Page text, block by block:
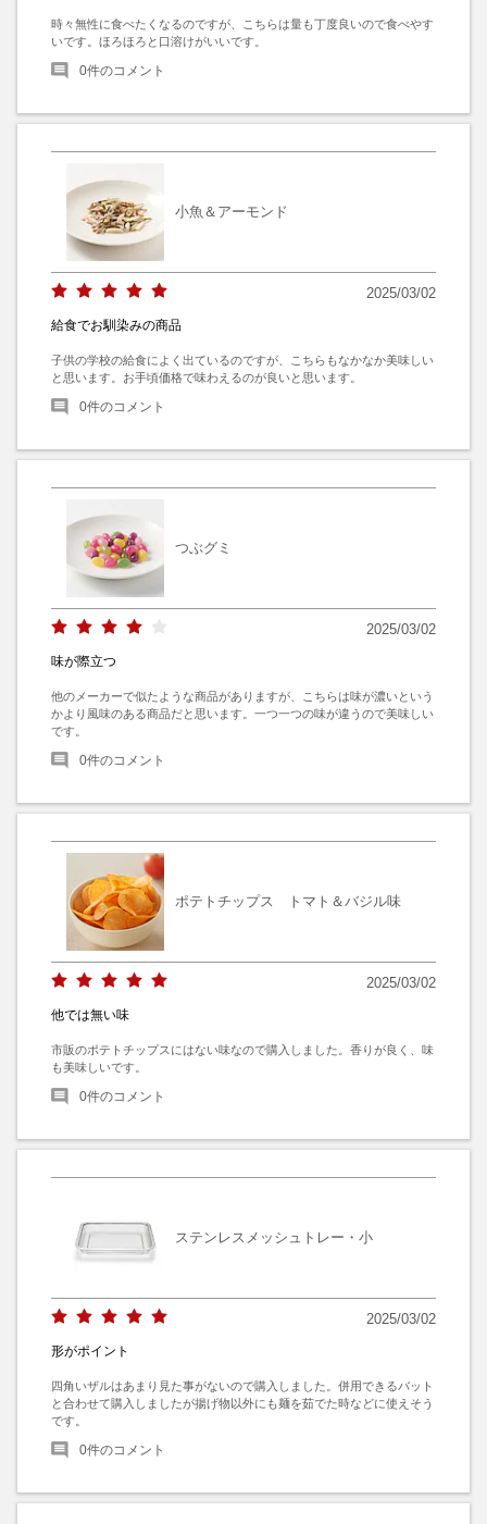
時々無性に食べたくなるのですが、こちらは量も丁度良いので食べやす
いです。ほろほろと口溶けがいいです。
0件のコメント
小魚＆アーモンド
2025/03/02
給食でお馴染みの商品
子供の学校の給食によく出ているのですが、こちらもなかなか美味しい
と思います。お手頃価格で味わえるのが良いと思います。
0件のコメント
つぶグミ
2025/03/02
味が際立つ
他のメーカーで似たような商品がありますが、こちらは味が濃いという
かより風味のある商品だと思います。一つ一つの味が違うので美味しい
です。
0件のコメント
ポテトチップス トマト＆バジル味
2025/03/02
他では無い味
市販のポテトチップスにはない味なので購入しました。香りが良く、味
も美味しいです。
0件のコメント
ステンレスメッシュトレー・小
2025/03/02
形がポイント
四角いザルはあまり見た事がないので購入しました。併用できるバット
と合わせて購入しましたが揚げ物以外にも麺を茹でた時などに使えそう
です。
0件のコメント